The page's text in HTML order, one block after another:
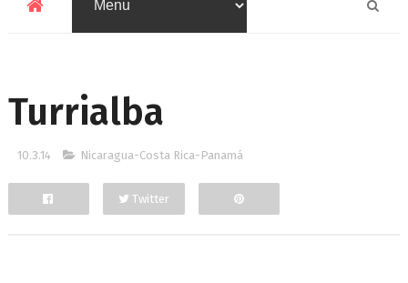
Turrialba
10.3.14 Nicaragua-Costa Rica-Panamá
Twitter